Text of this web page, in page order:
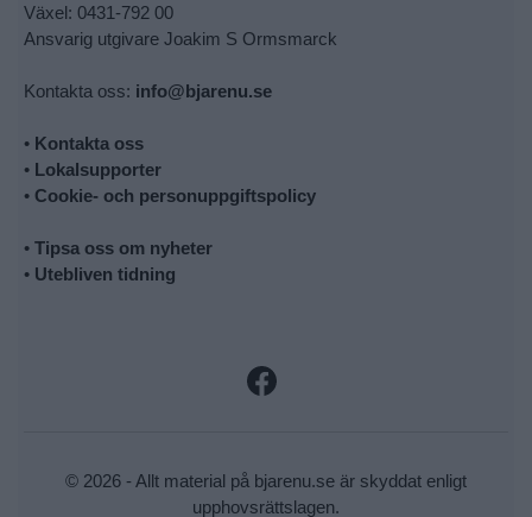
Växel: 0431-792 00
Ansvarig utgivare Joakim S Ormsmarck
Kontakta oss: info@bjarenu.se
• Kontakta oss
• Lokalsupporter
• Cookie- och personuppgiftspolicy
• Tipsa oss om nyheter
• Utebliven tidning
© 2026 - Allt material på bjarenu.se är skyddat enligt
upphovsrättslagen.